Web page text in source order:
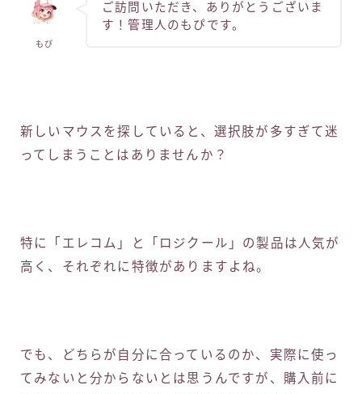
もぴ
ご訪問いただき、ありがとうございま
す！管理人のもぴです。
新しいマウスを探していると、選択肢が多すぎて迷
ってしまうことはありませんか？
特に「エレコム」と「ロジクール」の製品は人気が
高く、それぞれに特徴がありますよね。
でも、どちらが自分に合っているのか、実際に使っ
てみないと分からないとは思うんですが、購入前に